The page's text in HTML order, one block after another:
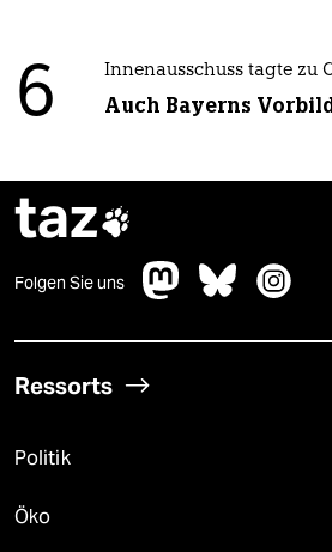
6 Innenausschuss tagte zu
Auch Bayerns
taz
Folgen Sie uns
Ressorts
Politik
Öko